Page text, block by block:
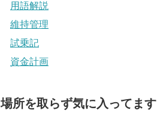
用語解説
維持管理
試乗記
資金計画
場所を取らず気に入ってます